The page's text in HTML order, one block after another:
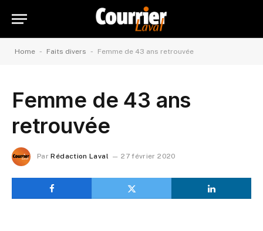
Home - Faits divers - Femme de 43 ans retrouvée
Femme de 43 ans
retrouvée
Par Rédaction Laval 27 février 2020